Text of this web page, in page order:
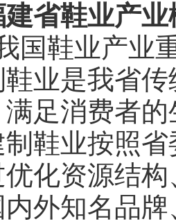
省鞋业产
鞋业产业
业是我省
足消费者
鞋业按照
化资源结
外知名品